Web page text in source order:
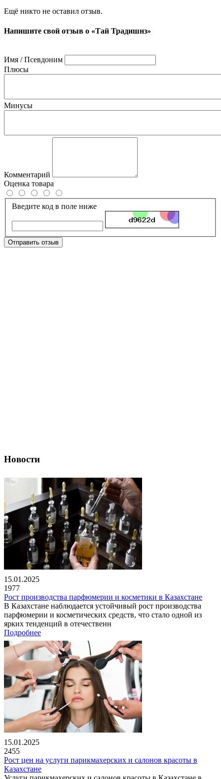
Ещё никто не оставил отзыв.
Напишите свой отзыв о «Тай Традишнз»
Имя / Псевдоним
Плюсы
Минусы
Комментарий
Оценка товара
Введите код в поле ниже
Отправить отзыв
Новости
15.01.2025
1977
Рост производства парфюмерии и косметики в Казахстане
В Казахстане наблюдается устойчивый рост производства
парфюмерии и косметических средств, что стало одной из
ярких тенденций в отечественн
Подробнее
15.01.2025
2455
Рост цен на услуги парикмахерских и салонов красоты в
Казахстане